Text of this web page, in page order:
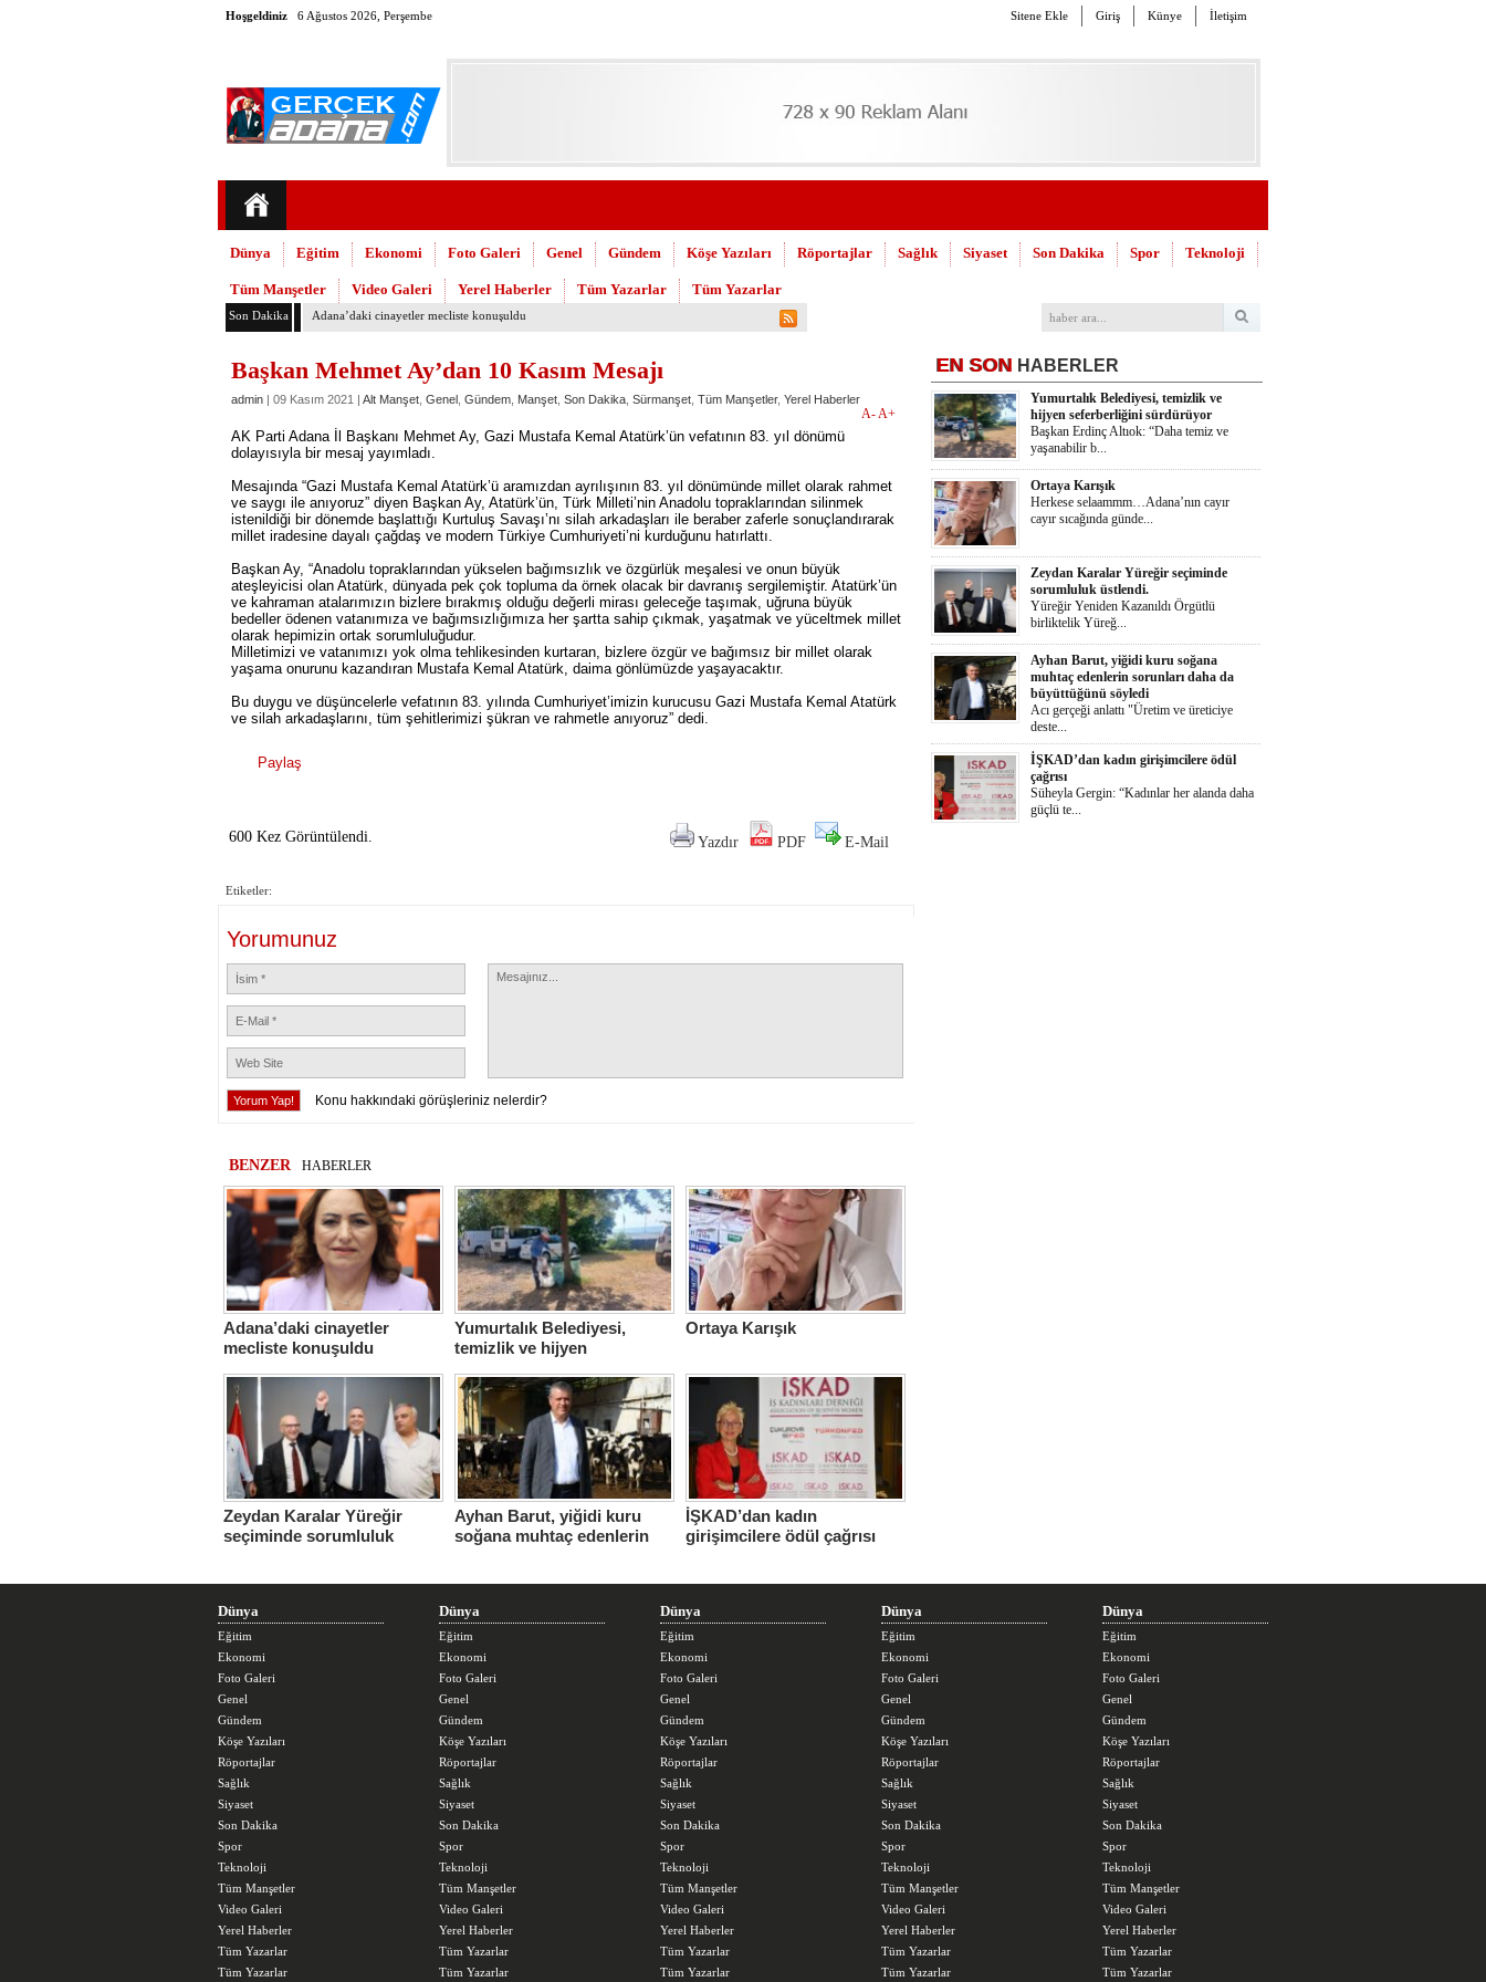
Hoşgeldiniz 6 Ağustos 2026, Perşembe Sitene Ekle Giriş Künye İletişim
Dünya Eğitim Ekonomi Foto Galeri Genel Gündem Köşe Yazıları Röportajlar Sağlık Siyaset Son Dakika Spor Teknoloji
Tüm Manşetler Video Galeri Yerel Haberler Tüm Yazarlar Tüm Yazarlar
Son Dakika Yumurtalık Belediyesi, temizlik ve hijyen seferberliğini sürdürüyor
Başkan Mehmet Ay’dan 10 Kasım Mesajı
admin | 09 Kasım 2021 | Alt Manşet Genel Gündem Manşet Son Dakika Sürmanşet Tüm Manşetler, Yerel Haberler
A-A+
AK Parti Adana İl Başkanı Mehmet Ay, Gazi Mustafa Kemal Atatürk’ün vefatının 83. yıl dönümü
dolayısıyla bir mesaj yayımladı.
Mesajında “Gazi Mustafa Kemal Atatürk’ü aramızdan ayrılışının 83. yıl dönümünde millet olarak rahmet
ve saygı ile anıyoruz” diyen Başkan Ay, Atatürk’ün, Türk Milleti’nin Anadolu topraklarından silinmek
istenildiği bir dönemde başlattığı Kurtuluş Savaşı’nı silah arkadaşları ile beraber zaferle sonuçlandırarak
millet iradesine dayalı çağdaş ve modern Türkiye Cumhuriyeti’ni kurduğunu hatırlattı.
Başkan Ay, “Anadolu topraklarından yükselen bağımsızlık ve özgürlük meşalesi ve onun büyük
ateşleyicisi olan Atatürk, dünyada pek çok topluma da örnek olacak bir davranış sergilemiştir. Atatürk’ün
ve kahraman atalarımızın bizlere bırakmış olduğu değerli mirası geleceğe taşımak, uğruna büyük
bedeller ödenen vatanımıza ve bağımsızlığımıza her şartta sahip çıkmak, yaşatmak ve yüceltmek millet
olarak hepimizin ortak sorumluluğudur.
Milletimizi ve vatanımızı yok olma tehlikesinden kurtaran, bizlere özgür ve bağımsız bir millet olarak
yaşama onurunu kazandıran Mustafa Kemal Atatürk, daima gönlümüzde yaşayacaktır.
Bu duygu ve düşüncelerle vefatının 83. yılında Cumhuriyet’imizin kurucusu Gazi Mustafa Kemal Atatürk
ve silah arkadaşlarını, tüm şehitlerimizi şükran ve rahmetle anıyoruz” dedi.
Paylaş
600 Kez Görüntülendi. Yazdır PDF E-Mail
Etiketler:
Yorumunuz
Konu hakkındaki görüşleriniz nelerdir?
BENZER HABERLER
Adana’daki cinayetler
mecliste konuşuldu
Yumurtalık Belediyesi,
temizlik ve hijyen
Ortaya Karışık
Zeydan Karalar Yüreğir
seçiminde sorumluluk
Ayhan Barut, yiğidi kuru
soğana muhtaç edenlerin
İŞKAD’dan kadın
girişimcilere ödül çağrısı
EN SON HABERLER
Yumurtalık Belediyesi, temizlik ve
hijyen seferberliğini sürdürüyor
Başkan Erdinç Altıok: “Daha temiz ve
yaşanabilir b...
Ortaya Karışık
Herkese selaammm…Adana’nın cayır
cayır sıcağında günde...
Zeydan Karalar Yüreğir seçiminde
sorumluluk üstlendi.
Yüreğir Yeniden Kazanıldı Örgütlü
birliktelik Yüreğ...
Ayhan Barut, yiğidi kuru soğana
muhtaç edenlerin sorunları daha da
büyüttüğünü söyledi
Acı gerçeği anlattı "Üretim ve üreticiye
deste...
İŞKAD’dan kadın girişimcilere ödül
çağrısı
Süheyla Gergin: “Kadınlar her alanda daha
güçlü te...
Dünya
Eğitim
Ekonomi
Foto Galeri
Genel
Gündem
Köşe Yazıları
Röportajlar
Sağlık
Siyaset
Son Dakika
Spor
Teknoloji
Tüm Manşetler
Video Galeri
Yerel Haberler
Tüm Yazarlar
Tüm Yazarlar
Dünya
Eğitim
Ekonomi
Foto Galeri
Genel
Gündem
Köşe Yazıları
Röportajlar
Sağlık
Siyaset
Son Dakika
Spor
Teknoloji
Tüm Manşetler
Video Galeri
Yerel Haberler
Tüm Yazarlar
Tüm Yazarlar
Dünya
Eğitim
Ekonomi
Foto Galeri
Genel
Gündem
Köşe Yazıları
Röportajlar
Sağlık
Siyaset
Son Dakika
Spor
Teknoloji
Tüm Manşetler
Video Galeri
Yerel Haberler
Tüm Yazarlar
Tüm Yazarlar
Dünya
Eğitim
Ekonomi
Foto Galeri
Genel
Gündem
Köşe Yazıları
Röportajlar
Sağlık
Siyaset
Son Dakika
Spor
Teknoloji
Tüm Manşetler
Video Galeri
Yerel Haberler
Tüm Yazarlar
Tüm Yazarlar
Dünya
Eğitim
Ekonomi
Foto Galeri
Genel
Gündem
Köşe Yazıları
Röportajlar
Sağlık
Siyaset
Son Dakika
Spor
Teknoloji
Tüm Manşetler
Video Galeri
Yerel Haberler
Tüm Yazarlar
Tüm Yazarlar